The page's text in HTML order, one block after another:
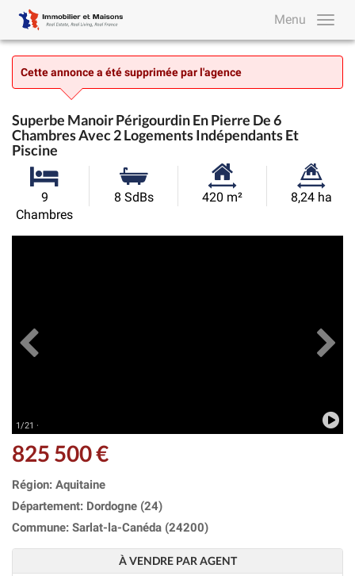
Menu
Cette annonce a été supprimée par l'agence
Superbe Manoir Périgourdin En Pierre De 6
Chambres Avec 2 Logements Indépendants Et
Piscine
9
Chambres
8 SdBs
Surface
420 m²
Superficie
8,24 ha
1/21 ·
825 500 €
Région: Aquitaine
Département: Dordogne (24)
Commune: Sarlat-la-Canéda (24200)
À VENDRE PAR AGENT